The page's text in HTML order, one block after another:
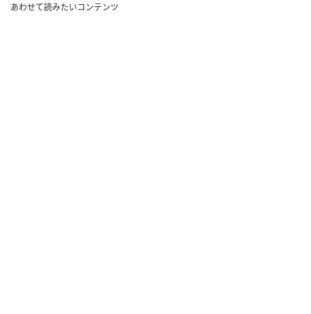
あわせて読みたいコンテンツ